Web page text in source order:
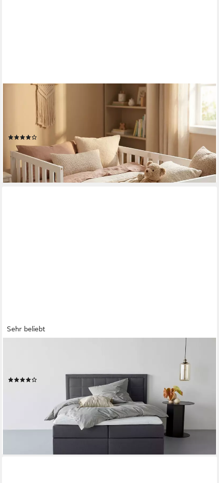
Kinderbett mit Rausfallschutz inkl. Lattenrost, 90x200 &
80x160, Weiß & Natur, mit Rausfallschutz inkl. Lattenrost,
90x200 & 80x160, Weiß & Natur
129,99 €
lieferbar in 10 Wochen
Sehr beliebt
Boxbett "Athena" wahlweise mit Bettkasten, inkl. Topper bei
769,00 €
lieferbar in 3 Wochen